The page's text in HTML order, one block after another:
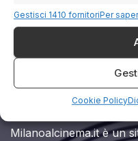
Gestisci 1410 fornitoriPer
Cookie Policy
Milanoalcinema.it è un